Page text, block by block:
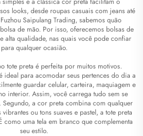
looks, desde roupas casuais com jeans até
Saipulang Trading, sabemos quão
de mão. Por isso, oferecemos bolsas de
alta qualidade, nas quais você pode confiar
para qualquer ocasião.
tote preta é perfeita por muitos motivos.
ideal para acomodar seus pertences do dia a
guardar celular, carteira, maquiagem e
interior. Assim, você carrega tudo sem se
a cor preta combina com qualquer
ou tons suaves e pastel, a tote preta
como uma tela em branco que complementa
seu estilo.